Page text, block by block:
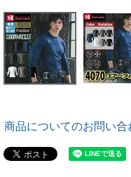
商品についてのお問い合